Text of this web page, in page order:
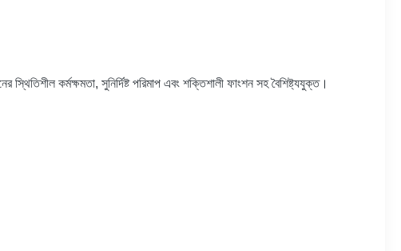
কর্মক্ষমতা, সুনির্দিষ্ট পরিমাপ এবং শক্তিশালী ফাংশন সহ বৈশিষ্ট্যযুক্ত।